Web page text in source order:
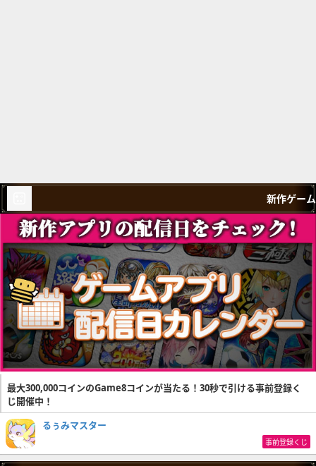
新作ゲーム
最大300,000コインのGame8コインが当たる！30秒で引ける事前登録く
じ開催中！
るぅみマスター
事前登録くじ